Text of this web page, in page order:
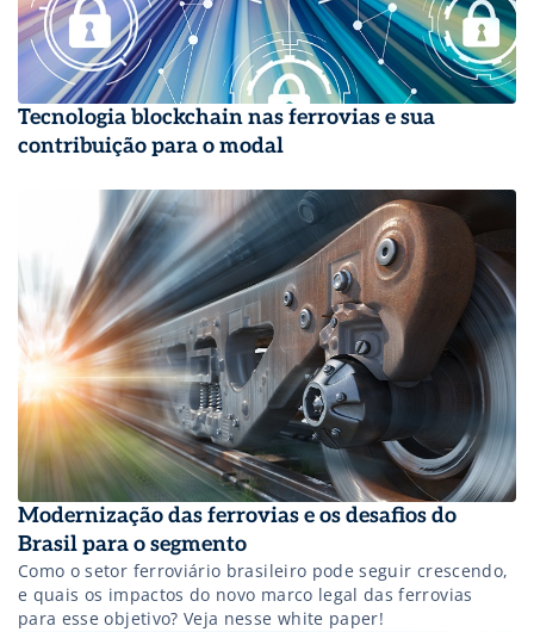
Tecnologia blockchain nas ferrovias e sua
contribuição para o modal
Modernização das ferrovias e os desafios do
Brasil para o segmento
Como o setor ferroviário brasileiro pode seguir crescendo,
e quais os impactos do novo marco legal das ferrovias
para esse objetivo? Veja nesse white paper!